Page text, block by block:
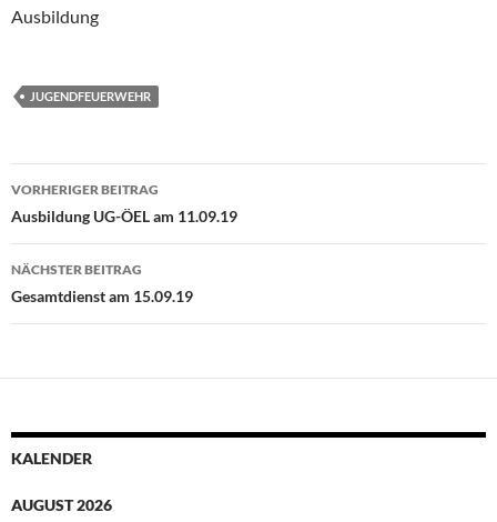
Ausbildung
JUGENDFEUERWEHR
Beitragsnavigation
VORHERIGER BEITRAG
Ausbildung UG-ÖEL am 11.09.19
NÄCHSTER BEITRAG
Gesamtdienst am 15.09.19
KALENDER
AUGUST 2026